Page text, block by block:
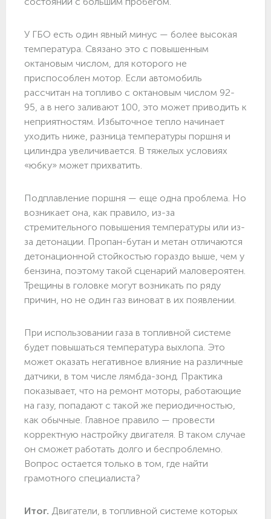
У ГБО есть один явный минус — более высокая
температура. Связано это с повышенным
октановым числом, для которого не
приспособлен мотор. Если автомобиль
рассчитан на топливо с октановым числом 92-
95, а в него заливают 100, это может приводить к
неприятностям. Избыточное тепло начинает
уходить ниже, разница температуры поршня и
цилиндра увеличивается. В тяжелых условиях
«юбку» может прихватить.
Подплавление поршня — еще одна проблема. Но
возникает она, как правило, из-за
стремительного повышения температуры или из-
за детонации. Пропан-бутан и метан отличаются
детонационной стойкостью гораздо выше, чем у
бензина, поэтому такой сценарий маловероятен.
Трещины в головке могут возникать по ряду
причин, но не один газ виноват в их появлении.
При использовании газа в топливной системе
будет повышаться температура выхлопа. Это
может оказать негативное влияние на различные
датчики, в том числе лямбда-зонд. Практика
показывает, что на ремонт моторы, работающие
на газу, попадают с такой же периодичностью,
как обычные. Главное правило — провести
корректную настройку двигателя. В таком случае
он сможет работать долго и беспроблемно.
Вопрос остается только в том, где найти
грамотного специалиста?
Итог. Двигатели, в топливной системе которых